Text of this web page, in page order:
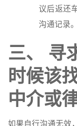
议后返还
沟通记录。
三、 寻
时候该
中介或
如果自行沟通无效